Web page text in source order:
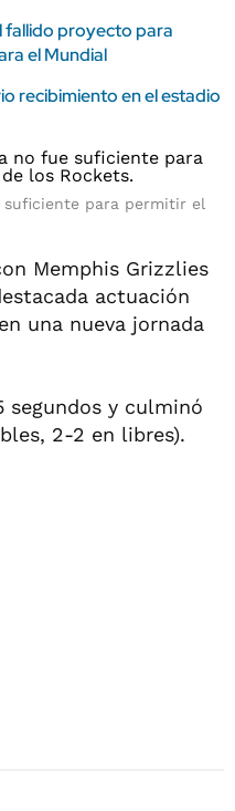
fallido proyecto para
el Mundial
recibimiento en el estadio
suficiente para permitir el
Memphis Grizzlies
actuación
una nueva jornada
segundos y culminó
2-2 en libres).